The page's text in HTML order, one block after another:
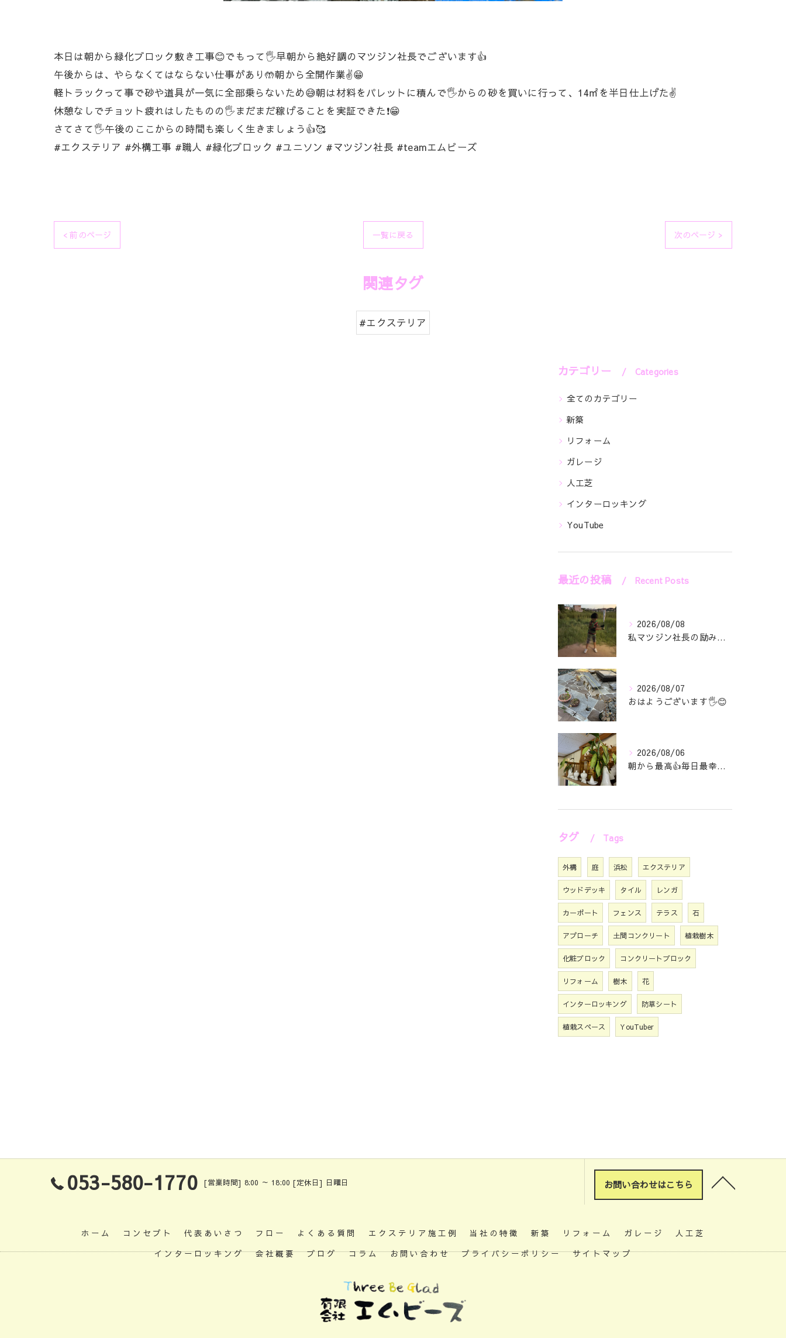
本日は朝から緑化ブロック敷き工事😊でもって🖐️早朝から絶好調のマツジン社長でございます👍
午後からは、やらなくてはならない仕事があり🤲朝から全開作業✌️😁
軽トラックって事で砂や道具が一気に全部乗らないため😅朝は材料をパレットに積んで🖐️からの砂を買いに行って、14㎡を半日仕上げた✌️
休憩なしでチョット疲れはしたものの🖐️まだまだ稼げることを実証できた❗😁
さてさて🖐️午後のここからの時間も楽しく生きましょう👍🥰
#エクステリア #外構工事 #職人 #緑化ブロック #ユニソン #マツジン社長 #teamエムビーズ
< 前のページ 一覧に戻る 次のページ >
関連タグ
#エクステリア
カテゴリー Categories
全てのカテゴリー
新築
リフォーム
ガレージ
人工芝
インターロッキング
YouTube
最近の投稿 Recent Posts
2026/08/08
私マツジン社長の励み👍😊
2026/08/07
おはようございます🖐️😊
2026/08/06
朝から最高👍毎日最幸の😁マツジン社長でございます🤗
タグ Tags
外構 庭 浜松 エクステリア
ウッドデッキ タイル レンガ
カーポート フェンス テラス 石
アプローチ 土間コンクリート 植栽樹木
化粧ブロック コンクリートブロック
リフォーム 樹木 花
インターロッキング 防草シート
植栽スペース YouTuber
053-580-1770 [営業時間] 8:00 ～ 18:00 [定休日] 日曜日 お問い合わせはこちら
ホーム コンセプト 代表あいさつ フロー よくある質問 エクステリア施工例 当社の特徴 新築 リフォーム ガレージ
人工芝
インターロッキング
会社概要 ブログ コラム お問い合わせ プライバシーポリシー サイトマップ